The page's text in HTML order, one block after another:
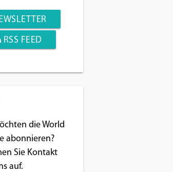
RSS FEED
die World
abonnieren?
Sie Kontakt
auf.